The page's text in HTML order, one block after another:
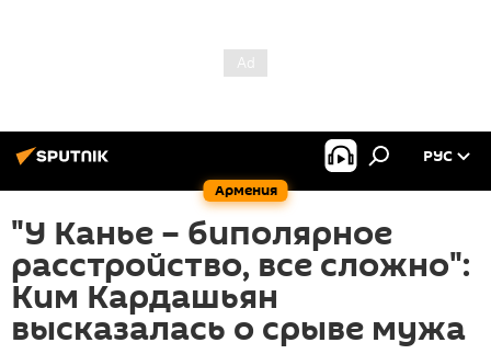
Армения
РУС
"У Канье – биполярное
расстройство, все сложно":
Ким Кардашьян
высказалась о срыве мужа